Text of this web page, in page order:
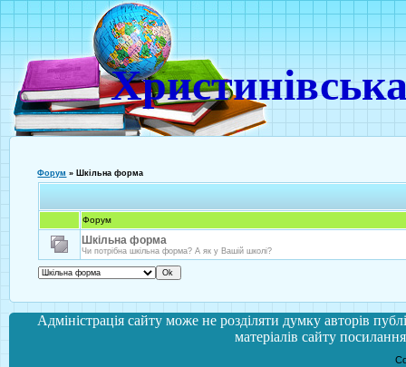
Форум » Шкільна форма
Форум
Шкільна форма
Чи потрібна шкільна форма? А як у Вашій школі?
Адміністрація сайту може не розділяти думку авторів
матеріалів сайту